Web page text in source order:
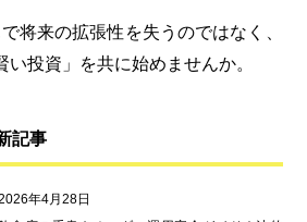
将来の拡張性を失うのではなく、
投資」を共に始めませんか。
記事
年4月28日